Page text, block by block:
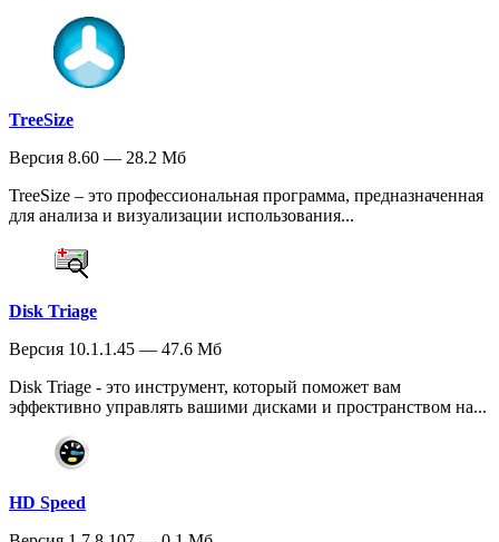
TreeSize
Версия 8.60 — 28.2 Мб
TreeSize – это профессиональная программа, предназначенная
для анализа и визуализации использования...
Disk Triage
Версия 10.1.1.45 — 47.6 Мб
Disk Triage - это инструмент, который поможет вам
эффективно управлять вашими дисками и пространством на...
HD Speed